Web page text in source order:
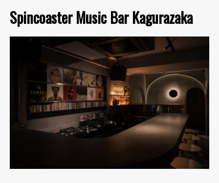
Spincoaster Music Bar Kagurazaka